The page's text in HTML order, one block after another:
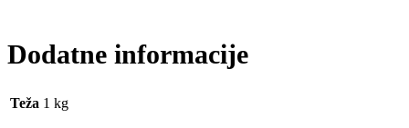
Dodatne informacije
Teža 1 kg